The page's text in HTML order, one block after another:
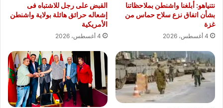
نتنياهو: أبلغنا واشنطن بملاحظاتنا
بشأن اتفاق نزع سلاح حماس من
غزة
4 أغسطس، 2026
القبض على رجل للاشتباه فى
إشعاله حرائق هائلة بولاية واشنطن
الأمريكية
4 أغسطس، 2026